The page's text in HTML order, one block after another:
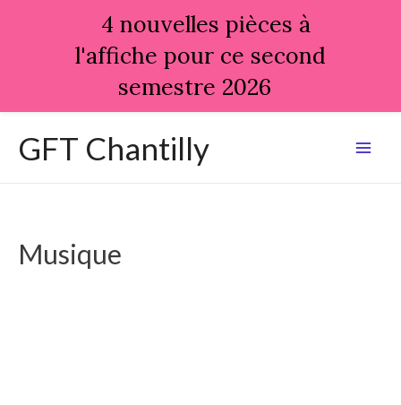
GFT Chantilly
Musique
4 nouvelles pièces à
l'affiche pour ce second
semestre 2026